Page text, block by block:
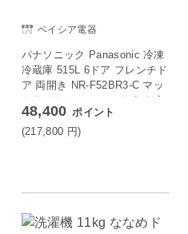
ベイシア電器
パナソニック Panasonic 冷凍
冷蔵庫 515L 6ドア フレンチド
ア 両開き NR-F52BR3-C マッ
トライトベージュ はやうま冷
凍 野菜室が真ん中
48,400 ポイント
(217,800 円)